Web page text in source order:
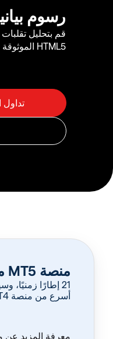
رسوم
قم بتحليل
HTML5 الموثوقة والسريعة عبر أكثر من 25 مؤشر
منصة MT5 متاحة الآن
أسرع من منصة MT4.